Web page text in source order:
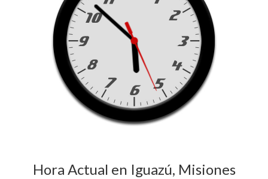
Hora Actual en Iguazú, Misiones